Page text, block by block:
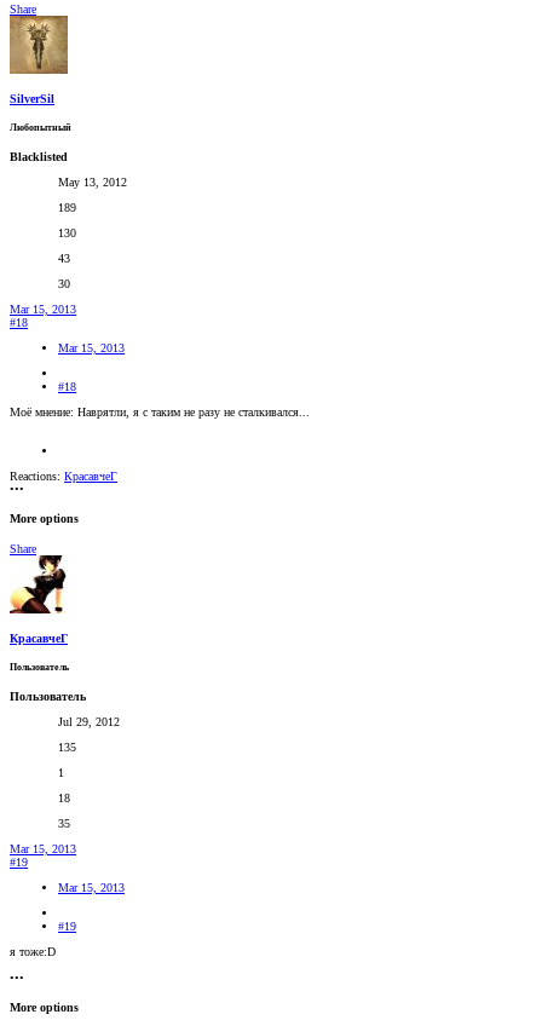
Share
SilverSil
Любопытный
Blacklisted
May 13, 2012
189
130
43
30
Mar 15, 2013
#18
Mar 15, 2013
#18
Моё мнение: Наврятли, я с таким не разу не сталкивался...
Reactions: КрасавчеГ
•••
More options
Share
КрасавчеГ
Пользователь
Пользователь
Jul 29, 2012
135
1
18
35
Mar 15, 2013
#19
Mar 15, 2013
#19
я тоже:D
•••
More options